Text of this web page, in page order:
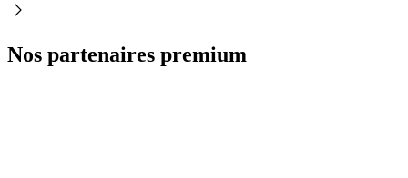
Nos partenaires premium